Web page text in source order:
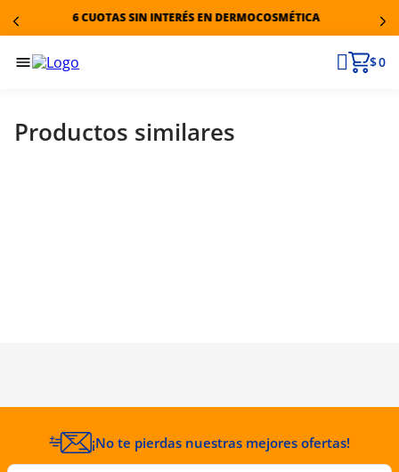
6 CUOTAS SIN INTERÉS EN DERMOCOSMÉTICA
$ 0
Productos similares
¡No te pierdas nuestras mejores ofertas!